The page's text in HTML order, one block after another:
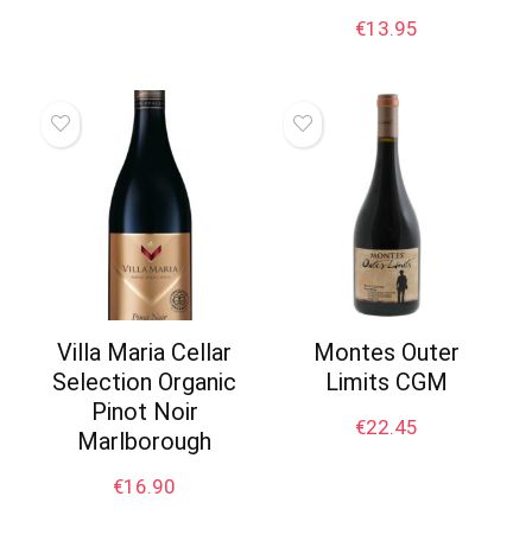
€13.95
Villa Maria Cellar
Selection Organic
Pinot Noir
Marlborough
€16.90
Montes Outer
Limits CGM
€22.45